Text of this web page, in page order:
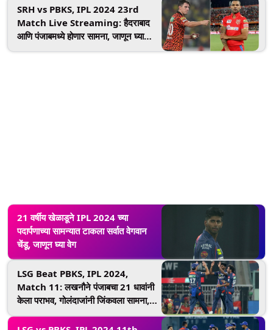
SRH vs PBKS, IPL 2024 23rd
Match Live Streaming: हैदराबाद
आणि पंजाबमध्ये होणार सामना, जाणून घ्या
21 वर्षीय खेळाडूने IPL 2024 च्या
पदार्पणाच्या सामन्यात टाकला सर्वात वेगवान
चेंडू, जाणून घ्या वेग
LSG Beat PBKS, IPL 2024,
Match 11: लखनौने पंजाबचा 21 धावांनी
केला पराभव, गोलंदाजांनी जिंकवला सामना,
धवन-बेअरस्टोची भागीदारी वाया